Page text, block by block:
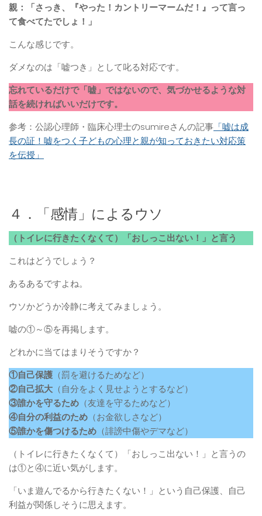
親：「さっき、『やった！カントリーマームだ！』って言っ
て食べてたでしょ！」
こんな感じです。
ダメなのは「嘘つき」として叱る対応です。
忘れているだけで「嘘」ではないので、気づかせるような対
話を続ければいいだけです。
参考：公認心理師・臨床心理士のsumireさんの記事 「嘘は成
長の証！嘘をつく子どもの心理と親が知っておきたい対応策
を伝授」
４．「感情」によるウソ
（トイレに行きたくなくて）「おしっこ出ない！」と言う
これはどうでしょう？
あるあるですよね。
ウソかどうか冷静に考えてみましょう。
嘘の①～⑤を再掲します。
どれかに当てはまりそうですか？
①自己保護 （罰を避けるためなど）
②自己拡大 （自分をよく見せようとするなど）
③誰かを守るため （友達を守るためなど）
④自分の利益のため （お金欲しさなど）
⑤誰かを傷つけるため （誹謗中傷やデマなど）
（トイレに行きたくなくて）「おしっこ出ない！」と言うの
は①と④に近い気がします。
「いま遊んでるから行きたくない！」という自己保護、自己
利益が関係しそうに思えます。